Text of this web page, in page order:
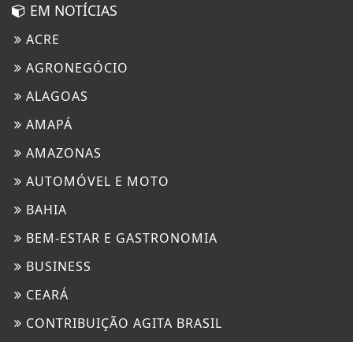
EM NOTÍCIAS
ACRE
AGRONEGÓCIO
ALAGOAS
AMAPÁ
AMAZONAS
AUTOMÓVEL E MOTO
BAHIA
BEM-ESTAR E GASTRONOMIA
BUSINESS
CEARÁ
CONTRIBUIÇÃO AGITA BRASIL